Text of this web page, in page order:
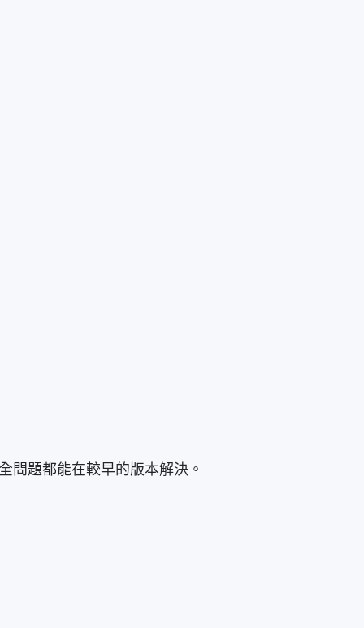
問題都能在較早的版本解決。